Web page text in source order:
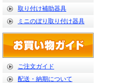
取り付け補助器具
ミニのぼり取り付け器具
ご注文ガイド
配送・納期について